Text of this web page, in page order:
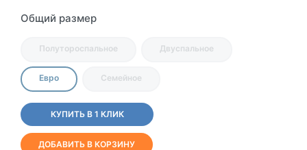
Общий размер
Полутороспальное Двуспальное
Евро Семейное
КУПИТЬ В 1 КЛИК
ДОБАВИТЬ В КОРЗИНУ